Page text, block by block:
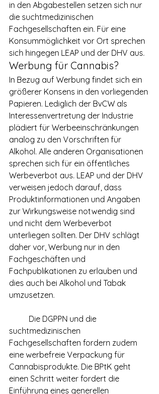
in den Abgabestellen setzen sich nur
die suchtmedizinischen
Fachgesellschaften ein. Für eine
Konsummöglichkeit vor Ort sprechen
sich hingegen LEAP und der DHV aus.
Werbung für Cannabis?
In Bezug auf Werbung findet sich ein
größerer Konsens in den vorliegenden
Papieren. Lediglich der BvCW als
Interessenvertretung der Industrie
plädiert für Werbeeinschränkungen
analog zu den Vorschriften für
Alkohol. Alle anderen Organisationen
sprechen sich für ein öffentliches
Werbeverbot aus. LEAP und der DHV
verweisen jedoch darauf, dass
Produktinformationen und Angaben
zur Wirkungsweise notwendig sind
und nicht dem Werbeverbot
unterliegen sollten. Der DHV schlägt
daher vor, Werbung nur in den
Fachgeschäften und
Fachpublikationen zu erlauben und
dies auch bei Alkohol und Tabak
umzusetzen.
suchtmedizinischen
Fachgesellschaften fordern zudem
eine werbefreie Verpackung für
Cannabisprodukte. Die BPtK geht
einen Schritt weiter fordert die
Einführung eines generellen